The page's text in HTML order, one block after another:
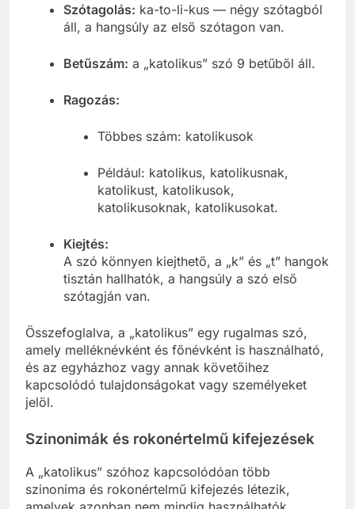
Szótagolás: ka-to-li-kus — négy szótagból
áll, a hangsúly az első szótagon van.
Betűszám: a „katolikus” szó 9 betűből áll.
Ragozás:
Többes szám: katolikusok
Például: katolikus, katolikusnak,
katolikust, katolikusok,
katolikusoknak, katolikusokat.
Kiejtés:
A szó könnyen kiejthető, a „k” és „t” hangok
tisztán hallhatók, a hangsúly a szó első
szótagján van.
Összefoglalva, a „katolikus” egy rugalmas szó,
amely melléknévként és főnévként is használható,
és az egyházhoz vagy annak követőihez
kapcsolódó tulajdonságokat vagy személyeket
jelöl.
Szinonimák és rokonértelmű kifejezések
A „katolikus” szóhoz kapcsolódóan több
szinonima és rokonértelmű kifejezés létezik,